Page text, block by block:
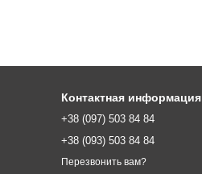
Контактная информация
+38 (097) 503 84 84
+38 (093) 503 84 84
Перезвонить вам?